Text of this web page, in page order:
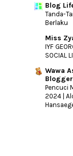
Blog
Tanda-
Berlaku
Miss
IYF
SOCIAL
Wawa
Blogger
Pencuci
2024 |